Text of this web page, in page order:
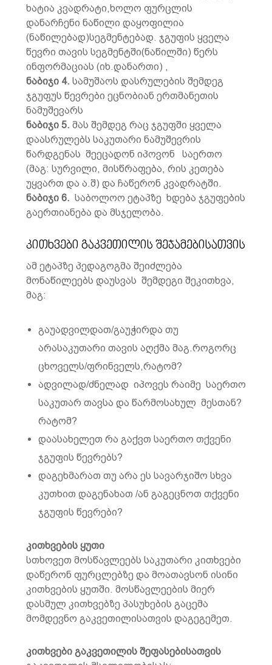
ხატია კვადრატი,ხოლო ფურცლის
დანარჩენი ნაწილი დაყოფილია
(ნაწილებად)სეგმენტებად. ჯგუფის ყველა
წევრი თავის სეგმენტში(ნაწილში) წერს
ინფორმაციას (იხ.დანართი) ,
ნაბიჯი 4. სამუშაოს დასრულების შემდეგ
ჯგუფუს წევრები ეცნობიან ერთმანეთის
ნამუშევარს
ნაბიჯი 5. მას შემდეგ რაც ჯგუფში ყველა
დაასრულებს საკუთარი ნამუშევრის
წარდგენას შეეცადონ იპოვონ საერთო
(მაგ: სურვილი, მისწრაფება, რის კეთება
უყვართ და ა.შ) და ჩაწერონ კვადრატში.
ნაბიჯი 6. საბოლოო ეტაპზე ხდება ჯგუფების
გაერთიანება და მსჯელობა.
კითხვები გაკვეთილის შეჯამებისათვის
ამ ეტაპზე პედაგოგმა შეიძლება
მონაწილეებს დაუსვას შემდეგი შეკითხვა,
მაგ:
გაუადვილდათ/გაუჭირდა თუ
არასაკუთარი თავის აღქმა მაგ.როგორც
ცხოველს/ფრინველს,რატომ?
ადვილად/ძნელად იპოვეს რაიმე საერთო
საკუთარ თავსა და წარმოსახულ მესთან?
რატომ?
დაასახელეთ რა გაქვთ საერთო თქვენი
ჯგუფის წევრებს?
დაგეხმარათ თუ არა ეს სავარჯიშო სხვა
კუთხით დაგენახათ /ან გაგეცნოთ თქვენი
ჯგუფის წევრები?
კითხვების ყუთი
სთხოვეთ მოსწავლეებს საკუთარი კითხვები
დაწერონ ფურცლებზე და მოათავსონ ისინი
კითხვების ყუთში. მოსწავლეების მიერ
დასმულ კითხვებზე პასუხების გაცემა
მომდევნო გაკვეთილისათვის დაგეგემეთ.
კითხვები გაკვეთილის შეფასებისათვის